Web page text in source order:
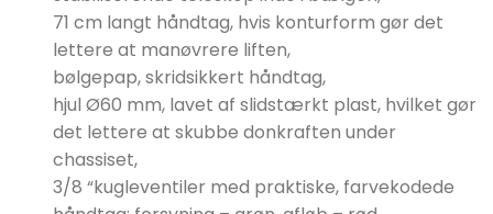
71 cm langt håndtag, hvis konturform gør det
lettere at manøvrere liften,
bølgepap, skridsikkert håndtag,
hjul Ø60 mm, lavet af slidstærkt plast, hvilket gør
det lettere at skubbe donkraften under
chassiset,
3/8 “kugleventiler med praktiske, farvekodede